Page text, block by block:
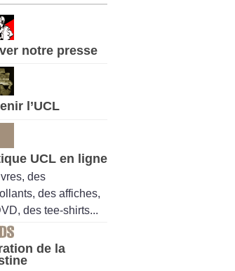
notre presse
l’UCL
UCL en ligne
des
des affiches,
des tee-shirts...
de la